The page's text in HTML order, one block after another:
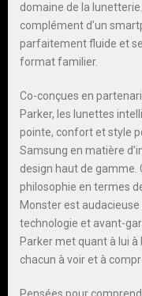
domaine de la
complément d’un
parfaitement fluide et
format familier.
Co-conçues en
Parker, les lunettes
pointe, confort et style
Samsung en matière
design haut de gamme.
philosophie en termes
Monster est
technologie et avant-
Parker met quant à lui à
chacun à voir et à